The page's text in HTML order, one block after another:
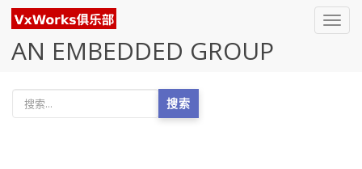
AN EMBEDDED GROUP
搜索